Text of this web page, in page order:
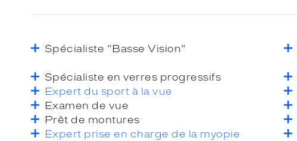
Spécialiste "Basse Vision"
Spécialiste en verres progressifs
Expert du sport à la vue
Examen de vue
Prêt de montures
Expert prise en charge de la myopie